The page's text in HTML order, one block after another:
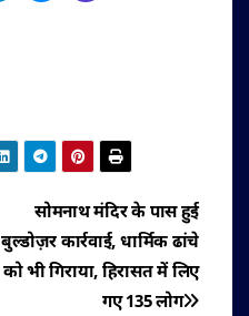
सोमनाथ मंदिर के पास हुई
बुल्डोज़र कार्रवाई, धार्मिक ढांचे
को भी गिराया, हिरासत में लिए
गए 135 लोग